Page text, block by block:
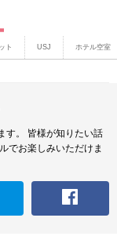
ト USJ ホテル空室
。
皆様が知りたい話
でお楽しみいただけま